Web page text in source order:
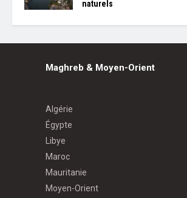
naturels
Maghreb & Moyen-Orient
Algérie
Égypte
Libye
Maroc
Mauritanie
Moyen-Orient